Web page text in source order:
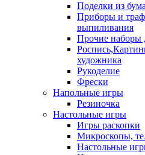
Поделки из
Приборы и
выпиливания
Прочие наборы
художника
Рукоделие
Фрески
Напольные игры
Резиночка
Настольные игры
Игры раскопки
Микроскопы,
Настольные